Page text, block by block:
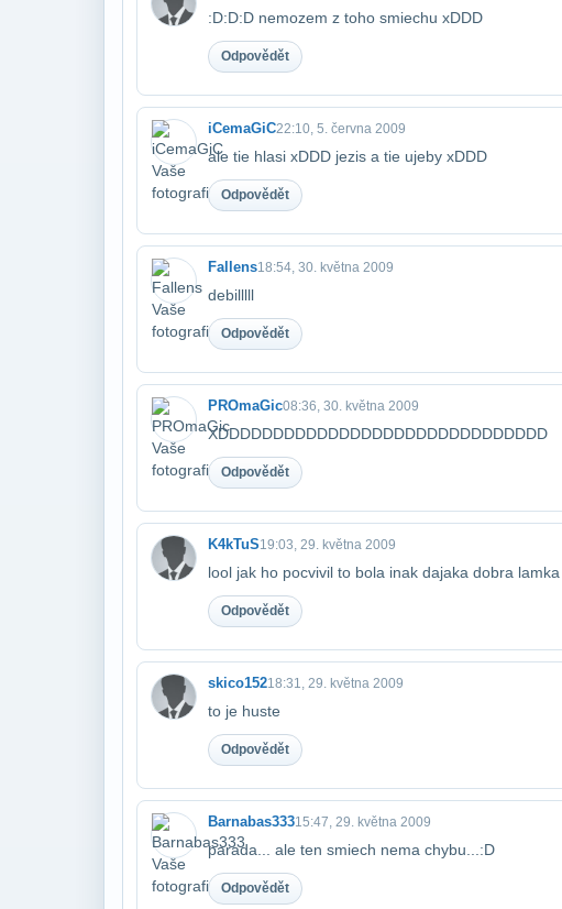
:D:D:D nemozem z toho smiechu xDDD
Odpovědět
iCemaGiC22:10, 5. června 2009
ale tie hlasi xDDD jezis a tie ujeby xDDD
Odpovědět
Fallens18:54, 30. května 2009
debilllll
Odpovědět
PROmaGic08:36, 30. května 2009
XDDDDDDDDDDDDDDDDDDDDDDDDDDDDDD
Odpovědět
K4kTuS19:03, 29. května 2009
lool jak ho pocvivil to bola inak dajaka dobra
Odpovědět
skico15218:31, 29. května 2009
to je huste
Odpovědět
Barnabas33315:47, 29. května 2009
parada... ale ten smiech nema chybu...:D
Odpovědět